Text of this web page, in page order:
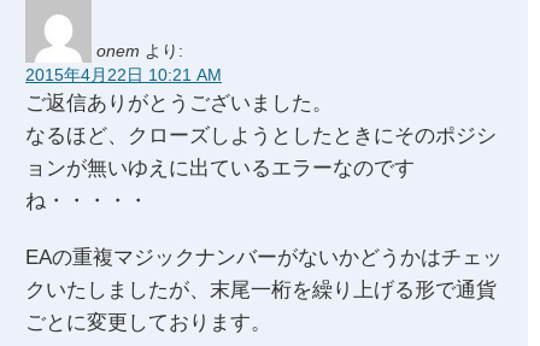
onem より:
2015年4月22日 10:21 AM
ご返信ありがとうございました。
なるほど、クローズしようとしたときにそのポジシ
ョンが無いゆえに出ているエラーなのです
ね・・・・・
EAの重複マジックナンバーがないかどうかはチェッ
クいたしましたが、末尾一桁を繰り上げる形で通貨
ごとに変更しております。